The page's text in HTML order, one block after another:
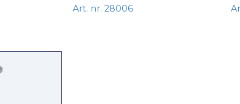
Art. nr. 28006